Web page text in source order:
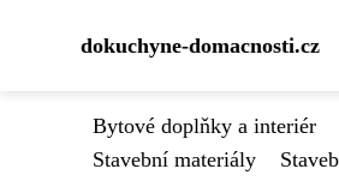
dokuchyne-domacnosti.cz
Bytové doplňky a interiér
Stavební materiály